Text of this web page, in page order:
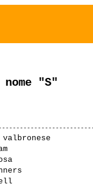
"S"